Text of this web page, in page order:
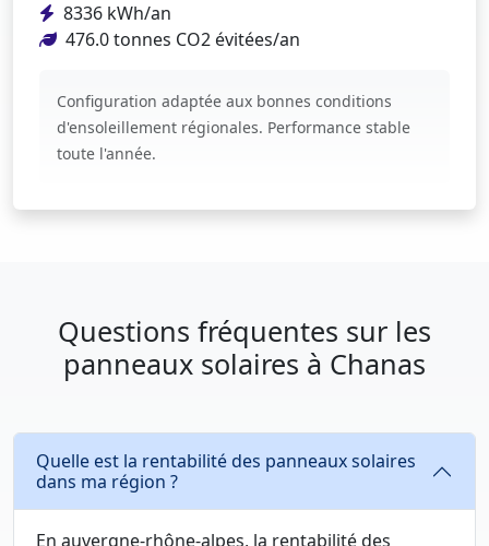
8336 kWh/an
476.0 tonnes CO2 évitées/an
Configuration adaptée aux bonnes conditions
d'ensoleillement régionales. Performance stable
toute l'année.
Questions fréquentes sur les
panneaux solaires à Chanas
Quelle est la rentabilité des panneaux solaires
dans ma région ?
En auvergne-rhône-alpes, la rentabilité des